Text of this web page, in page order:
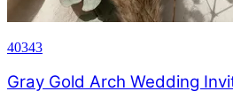
40343
Gray Gold Arch Wedding